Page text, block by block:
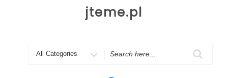
jteme.pl
Search